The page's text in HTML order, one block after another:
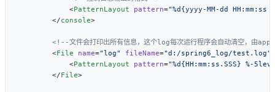
            <
PatternLayout pattern="%d{yyyy-MM-dd
        </
console
        <
File name="log" fileName="d:/spring6_log/test.log"
            <
PatternLayout pattern="%d{HH:mm:ss.SSS} %-
        </
File